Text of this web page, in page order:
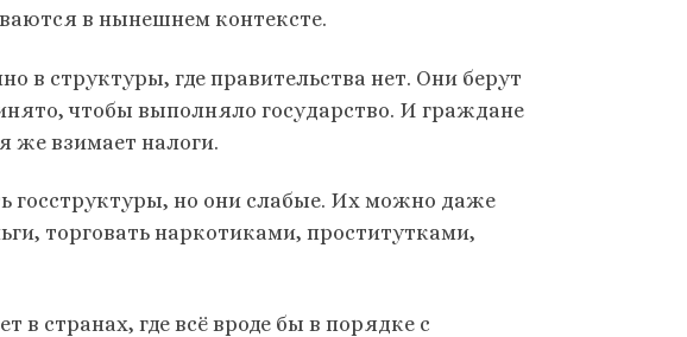
в нынешнем контексте.
в структуры, где правительства нет. Они берут
чтобы выполняло государство. И граждане
же взимает налоги.
госструктуры, но они слабые. Их можно даже
торговать наркотиками, проститутками,
в странах, где всё вроде бы в порядке с